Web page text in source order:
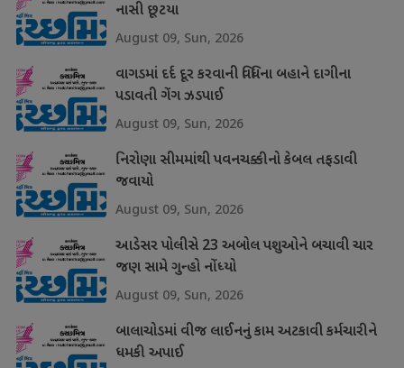
નાસી છૂટયા
August 09, Sun, 2026
વાગડમાં દર્દ દૂર કરવાની વિધિના બહાને દાગીના
પડાવતી ગેંગ ઝડપાઈ
August 09, Sun, 2026
નિરોણા સીમમાંથી પવનચક્કીનો કેબલ તફડાવી
જવાયો
August 09, Sun, 2026
આડેસર પોલીસે 23 અબોલ પશુઓને બચાવી ચાર
જણ સામે ગુન્હો નોંધ્યો
August 09, Sun, 2026
બાલાચોડમાં વીજ લાઈનનું કામ અટકાવી કર્મચારીને
ધમકી અપાઈ